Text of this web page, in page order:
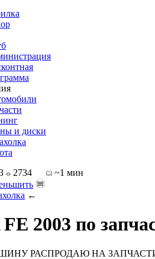
и диски
2734
~1 мин
←
2003 по
РАСПРОДАЮ НА ЗАПЧАСТИ